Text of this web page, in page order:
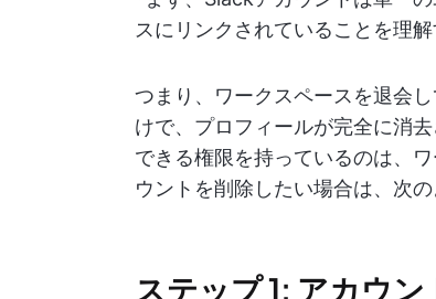
スにリンクされていることを理解
つまり、ワークスペースを退会
けで、プロフィールが完全に消
できる権限を持っているのは、
ウントを削除したい場合は、次の
ステップ 1: アカウン